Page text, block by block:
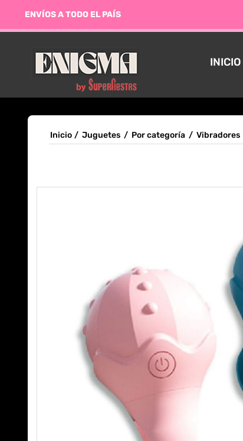
ENVÍOS A TODO EL PAÍS
INICIO
Inicio / Juguetes / Por categoría / Vibradores